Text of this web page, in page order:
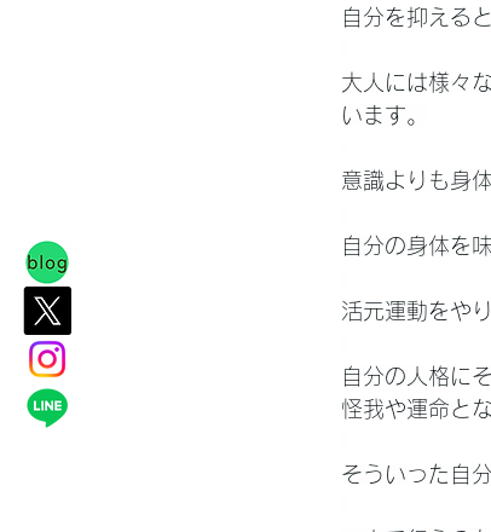
自分を抑える
大人には様々
います。
意識よりも身
自分の身体を
活元運動をや
自分の人格に
怪我や運命と
そういった自